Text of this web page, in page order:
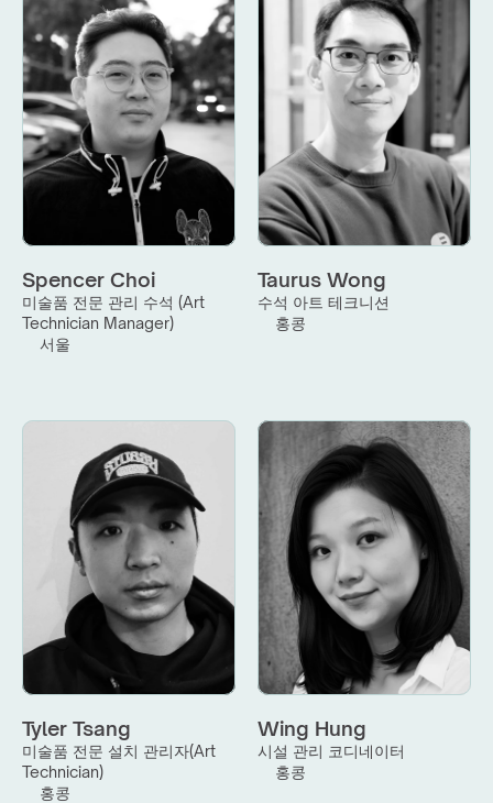
Spencer Choi
미술품 전문 관리 수석 (Art
Technician Manager)
서울
Taurus Wong
수석 아트 테크니션
홍콩
Tyler Tsang
미술품 전문 설치 관리자(Art
Technician)
홍콩
Wing Hung
시설 관리 코디네이터
홍콩